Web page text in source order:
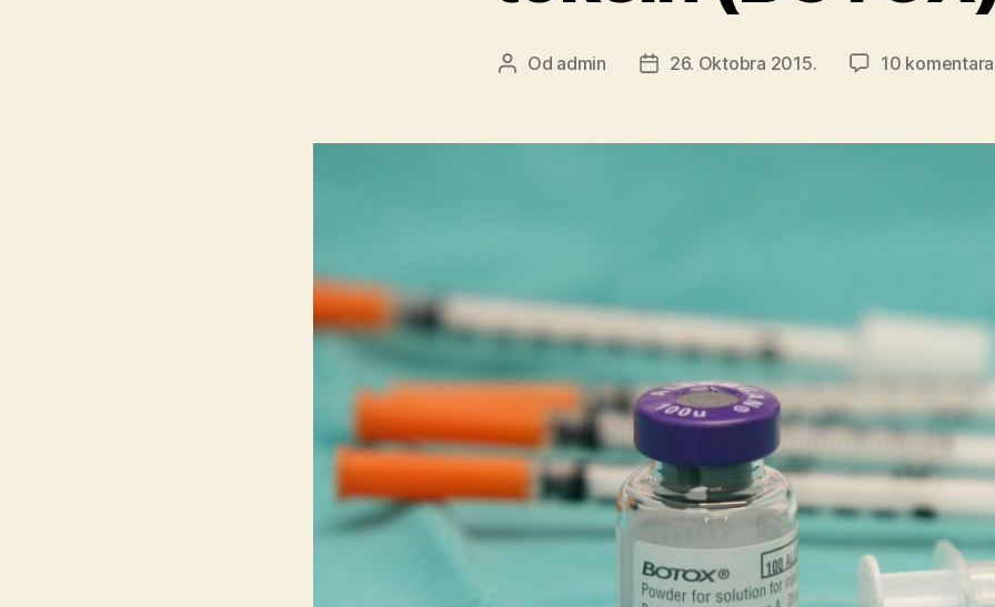
Autor
Od admin
Datum
26. Oktobra 2015. 10 komentara